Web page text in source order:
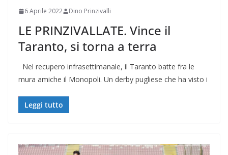
6 Aprile 2022 Dino Prinzivalli
LE PRINZIVALLATE. Vince il
Taranto, si torna a terra
Nel recupero infrasettimanale, il Taranto batte fra le
mura amiche il Monopoli. Un derby pugliese che ha visto i
Leggi tutto